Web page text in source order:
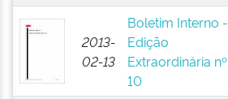
2013-
02-13
Boletim Interno -
Edição
Extraordinária nº
10